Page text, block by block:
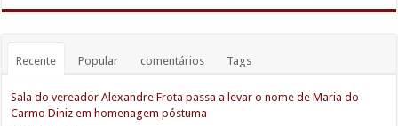
Recente Popular comentários Tags
Sala do vereador Alexandre Frota passa a levar o nome de Maria do
Carmo Diniz em homenagem póstuma